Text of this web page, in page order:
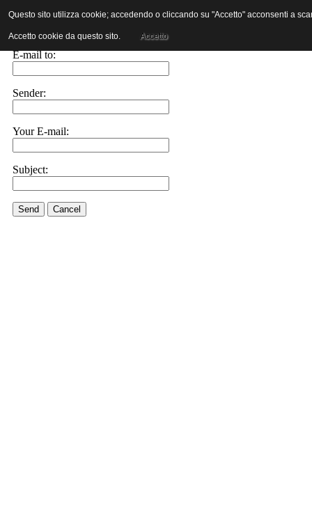
E-mail this link to a friend.
E-mail to:
Sender:
Your E-mail:
Subject:
Send Cancel
Questo sito utilizza cookie; accedendo o cliccando su "Accetto" acconsenti a
Accetto cookie da questo sito. Accetto